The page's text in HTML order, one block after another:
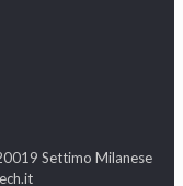
Settimo Milanese